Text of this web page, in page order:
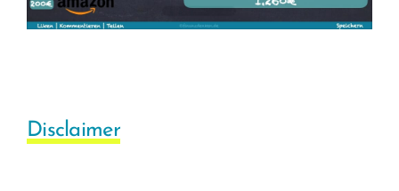
Disclaimer